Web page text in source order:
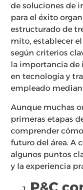
de soluciones de
para el éxito
estructurado de
mito, establecer
según criterios
la importancia
en tecnología y
empleado
Aunque muchas
primeras etapas
comprender
futuro del área. A
algunos puntos
y la experiencia